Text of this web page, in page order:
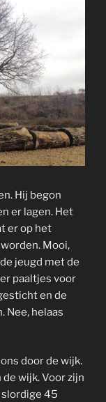
Hij begon
er lagen. Het
er op het
Mooi,
jeugd met de
paaltjes voor
en de
Nee, helaas
door de wijk.
wijk. Voor zijn
slordige 45